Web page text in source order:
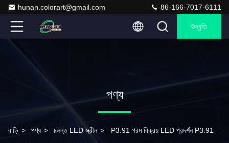
hunan.colorart@gmail.com 86-166-7017-6111
উদ্ধৃতি
পণ্য
বাড়ি > পণ্য > চলন্ত LED স্ক্রীন > P3.91 গরম বিক্রয় LED প্রদর্শন P3.91